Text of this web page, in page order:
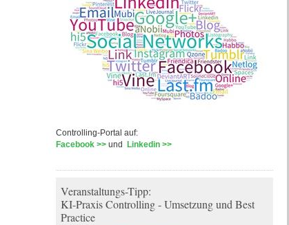
Controlling-Portal auf:
Facebook >>und Linkedin >>
Veranstaltungs-Tipp:
KI-Praxis Controlling - Umsetzung und Best
Practice